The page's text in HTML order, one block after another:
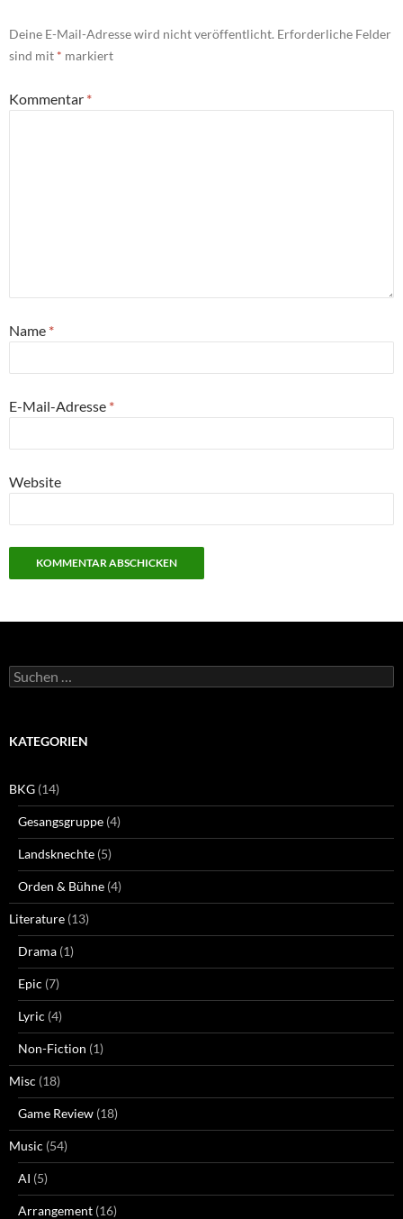
Deine E-Mail-Adresse wird nicht veröffentlicht. Erforderliche Felder
sind mit * markiert
Kommentar *
Name *
E-Mail-Adresse *
Website
Suchen
nach:
KATEGORIEN
BKG (14)
Gesangsgruppe (4)
Landsknechte (5)
Orden & Bühne (4)
Literature (13)
Drama (1)
Epic (7)
Lyric (4)
Non-Fiction (1)
Misc (18)
Game Review (18)
Music (54)
AI (5)
Arrangement (16)